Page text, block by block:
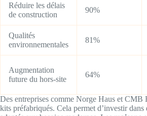
Réduire les délais
de construction
90%
Qualités
environnementales
81%
Augmentation
future du hors-site
64%
Des entreprises comme Norge Haus et CMB
kits préfabriqués. Cela permet d’investir dans